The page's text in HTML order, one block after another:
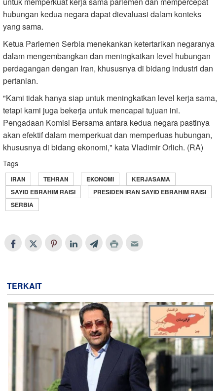
hubungan kedua negara dapat dievaluasi dalam konteks
yang sama.
Ketua Parlemen Serbia menekankan ketertarikan negaranya
dalam mengembangkan dan meningkatkan level hubungan
perdagangan dengan Iran, khususnya di bidang industri dan
pertanian.
"Kami tidak hanya siap untuk meningkatkan level kerja sama,
tetapi kami juga bekerja untuk mencapai tujuan ini.
Pengadaan Komisi Bersama antara kedua negara pastinya
akan efektif dalam memperkuat dan memperluas hubungan,
khususnya di bidang ekonomi," kata Vladimir Orlich. (RA)
Tags
IRAN TEHRAN EKONOMI
KERJASAMA
SAYID EBRAHIM RAISI
PRESIDEN IRAN SAYID EBRAHIM RAISI
SERBIA
TERKAIT